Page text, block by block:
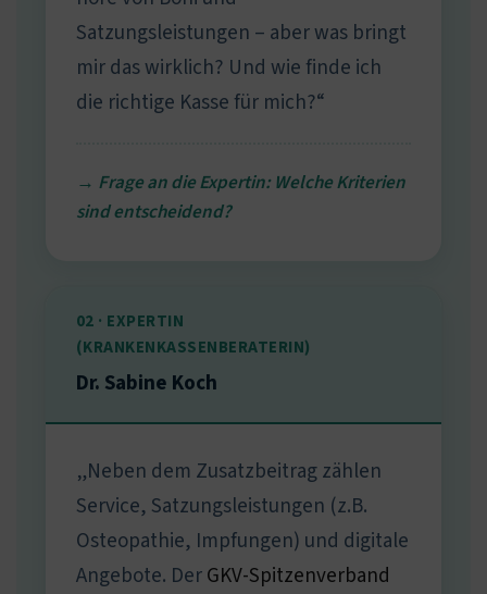
Satzungsleistungen – aber was bringt
mir das wirklich? Und wie finde ich
die richtige Kasse für mich?“
→ Frage an die Expertin: Welche Kriterien
sind entscheidend?
02 · EXPERTIN
(KRANKENKASSENBERATERIN)
Dr. Sabine Koch
„Neben dem Zusatzbeitrag zählen
Service, Satzungsleistungen (z.B.
Osteopathie, Impfungen) und digitale
Angebote. DerGKV-Spitzenverband